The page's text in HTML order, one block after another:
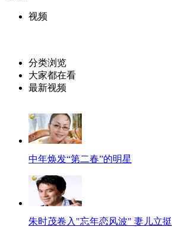
视频
分类浏览
大家都在看
最新视频
中年焕发“第二春”的明星
朱时茂卷入"忘年恋风波" 妻儿立挺